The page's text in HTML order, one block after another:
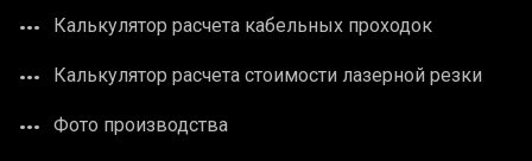
Калькулятор расчета кабельных проходок
Калькулятор расчета стоимости лазерной резки
Фото производства